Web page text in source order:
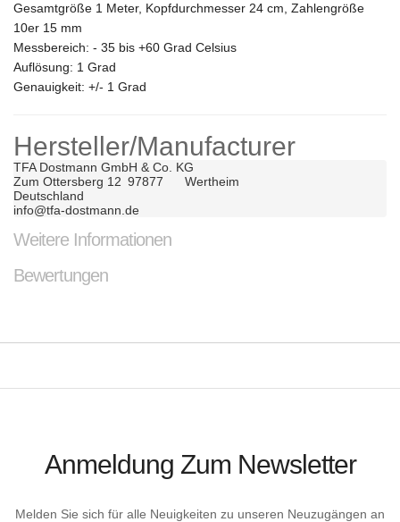
Gesamtgröße 1 Meter, Kopfdurchmesser 24 cm, Zahlengröße
10er 15 mm
Messbereich: - 35 bis +60 Grad Celsius
Auflösung: 1 Grad
Genauigkeit: +/- 1 Grad
Hersteller/Manufacturer
TFA Dostmann GmbH & Co. KG
Zum Ottersberg 12	97877	Wertheim
Deutschland
info@tfa-dostmann.de
Weitere Informationen
Bewertungen
Anmeldung Zum Newsletter
Melden Sie sich für alle Neuigkeiten zu unseren Neuzugängen an